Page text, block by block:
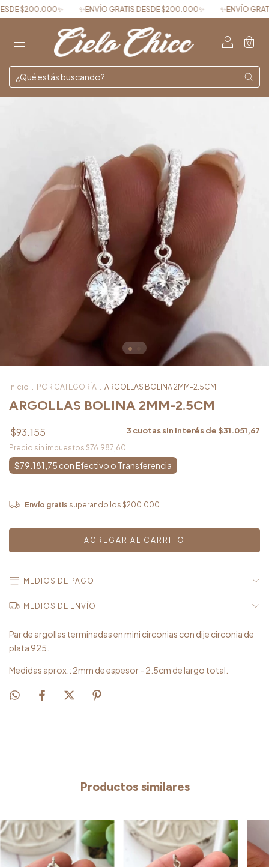
$200.000✨ ✨ENVÍO GRATIS DESDE $200.000✨ ✨ENVÍO
0
Inicio . POR CATEGORÍA . ARGOLLAS BOLINA 2MM-2.5CM
ARGOLLAS BOLINA 2MM-2.5CM
$93.155 3 cuotas sin interés de$31.051,67
Precio sin impuestos $76.987,60
$79.181,75 con
Envío gratis superando los $200.000
MEDIOS DE PAGO
MEDIOS DE ENVÍO
Par de argollas terminadas en mini circonias con dije circonia de
plata 925.
Medidas aprox.: 2mm de espesor - 2.5cm de largo total.
Productos similares